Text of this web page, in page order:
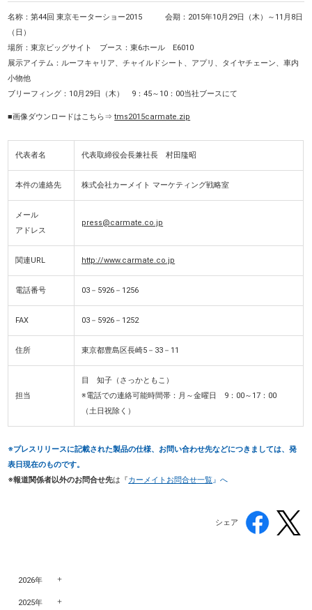
名称：第44回 東京モーターショー2015 会期：2015年10月29日（木）～11月8日
（日）
場所：東京ビッグサイト ブース：東6ホール E6010
展示アイテム：ルーフキャリア、チャイルドシート、アプリ、タイヤチェーン、車内
小物他
ブリーフィング：10月29日（木） 9：45～10：00当社ブースにて
■画像ダウンロードはこちら⇒tms2015carmate.zip
代表者名 代表取締役会長兼社長 村田隆昭
本件の連絡先 株式会社カーメイト マーケティング戦略室
メール
アドレス
press@carmate.co.jp
関連URL http://www.carmate.co.jp
電話番号 03－5926－1256
FAX 03－5926－1252
住所 東京都豊島区長崎5－33－11
担当
目 知子（さっかともこ）
※電話での連絡可能時間帯：月～金曜日 9：00～17：00
（土日祝除く）
※プレスリリースに記載された製品の仕様、お問い合わせ先などにつきましては、発
表日現在のものです。
※報道関係者以外のお問合せ先は『カーメイトお問合せ一覧』へ
シェア
2026年
2025年